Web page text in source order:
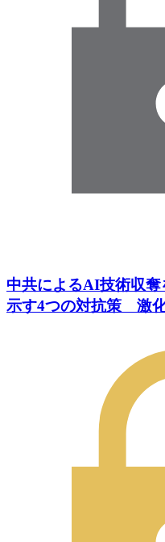
中共によるAI技術収
示す4つの対抗策 激